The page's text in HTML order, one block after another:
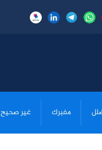
مفبرك غير صحيح